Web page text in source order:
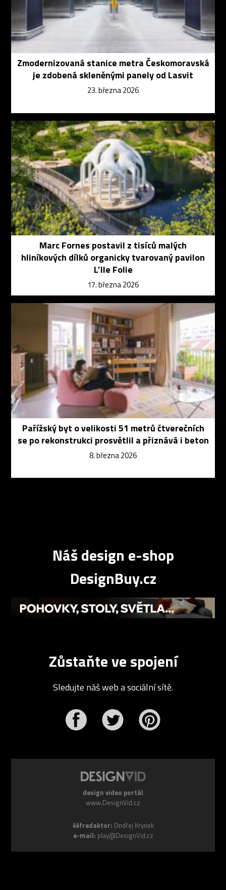
Zmodernizovaná stanice metra Českomoravská
je zdobená skleněnými panely od Lasvit
23. března 2026
Marc Fornes postavil z tisíců malých
hliníkových dílků organicky tvarovaný pavilon
L’Ile Folie
17. března 2026
Pařížský byt o velikosti 51 metrů čtverečních
se po rekonstrukci prosvětlil a přiznává i beton
8. března 2026
Náš design e-shop
DesignBuy.cz
Zůstaňte ve spojení
Sledujte náš web a sociální sítě.
design video portál
www.DesignVid.cz
šéfredaktor: Ondřej Krynek
e-mail: play@DesignVid.cz